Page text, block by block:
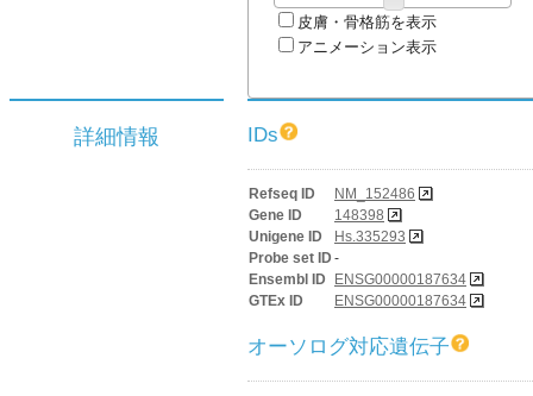
皮膚・骨格筋を表示
アニメーション表示
詳細情報 IDs
Refseq ID
NM_152486
Gene ID
148398
Unigene ID
Hs.335293
Probe set ID -
Ensembl ID
ENSG00000187634
GTEx ID
ENSG00000187634
オーソログ対応遺伝子